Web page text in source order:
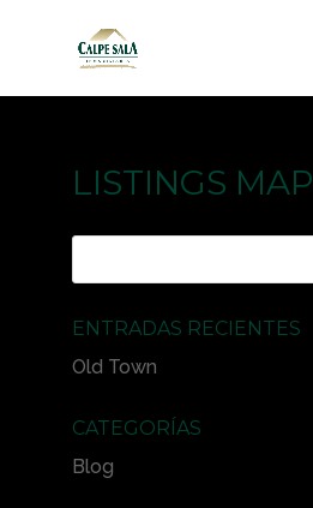
LISTINGS MAP
ENTRADAS RECIENTES
Old Town
CATEGORÍAS
Blog